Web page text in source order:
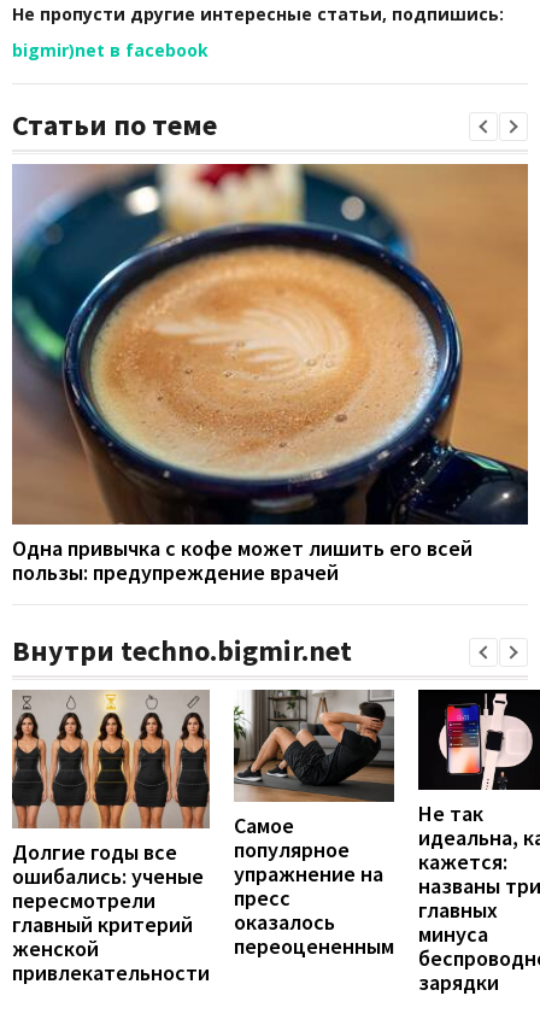
Не пропусти другие интересные статьи, подпишись:
bigmir)net в facebook
Статьи по теме
Одна привычка с кофе может лишить его всей
пользы: предупреждение врачей
Внутри techno.bigmir.net
Долгие годы все
ошибались: ученые
пересмотрели
главный критерий
женской
привлекательности
Самое
популярное
упражнение на
пресс
оказалось
переоцененным
Не так
идеальна,
кажется:
названы три
главных
минуса
зарядки